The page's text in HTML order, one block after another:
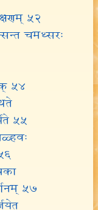
५२
चमथ्सरः
५४
५५
५७